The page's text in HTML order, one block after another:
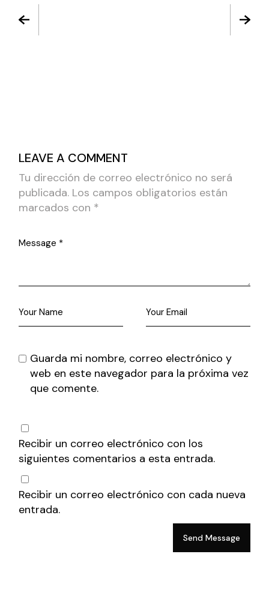
LEAVE A COMMENT
Tu dirección de correo electrónico no será
publicada. Los campos obligatorios están
marcados con *
Guarda mi nombre, correo electrónico y
web en este navegador para la próxima vez
que comente.
Recibir un correo electrónico con los
siguientes comentarios a esta entrada.
Recibir un correo electrónico con cada nueva
entrada.
Send Message